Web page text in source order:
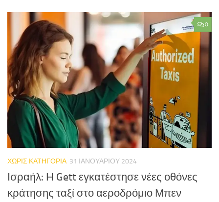
0
ΧΩΡΊΣ ΚΑΤΗΓΟΡΊΑ 31 ΙΑΝΟΥΑΡΊΟΥ 2024
Ισραήλ: Η Gett εγκατέστησε νέες οθόνες
κράτησης ταξί στο αεροδρόμιο Μπεν